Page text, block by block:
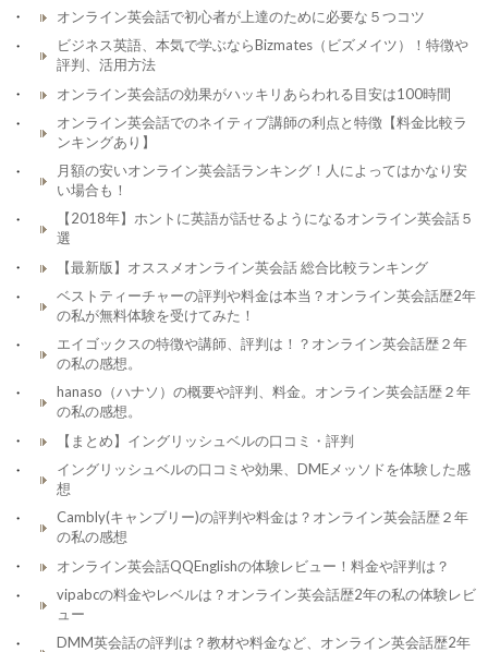
オンライン英会話で初心者が上達のために必要な５つコツ
ビジネス英語、本気で学ぶならBizmates（ビズメイツ）！特徴や
評判、活用方法
オンライン英会話の効果がハッキリあらわれる目安は100時間
オンライン英会話でのネイティブ講師の利点と特徴【料金比較ラ
ンキングあり】
月額の安いオンライン英会話ランキング！人によってはかなり安
い場合も！
【2018年】ホントに英語が話せるようになるオンライン英会話５
選
【最新版】オススメオンライン英会話 総合比較ランキング
ベストティーチャーの評判や料金は本当？オンライン英会話歴2年
の私が無料体験を受けてみた！
エイゴックスの特徴や講師、評判は！？オンライン英会話歴２年
の私の感想。
hanaso（ハナソ）の概要や評判、料金。オンライン英会話歴２年
の私の感想。
【まとめ】イングリッシュベルの口コミ・評判
イングリッシュベルの口コミや効果、DMEメッソドを体験した感
想
Cambly(キャンブリー)の評判や料金は？オンライン英会話歴２年
の私の感想
オンライン英会話QQEnglishの体験レビュー！料金や評判は？
vipabcの料金やレベルは？オンライン英会話歴2年の私の体験レビ
ュー
DMM英会話の評判は？教材や料金など、オンライン英会話歴2年